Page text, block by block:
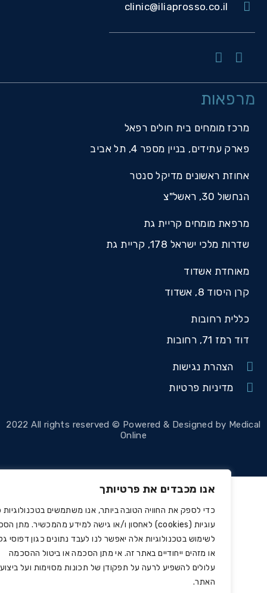
אנו מכבדים את פרטיותך
כדי לספק את החוויה הטובה ביותר, אנו משתמשים בטכנולוגיות כמו
עוגיות (cookies) לאחסון ו/או גישה למידע מהמכשיר. מתן הסכמה
לשימוש בטכנולוגיות אלה יאפשר לנו לעבד נתונים כגון דפוסי גלישה
או מזהים ייחודיים באתר זה. אי מתן הסכמה או ביטול ההסכמה
עלולים להשפיע לרעה על תפקודן של תכונות מסוימות ועל ביצועי
האתר.
clinic@iliaprosso.co.il
מרכז מומחים בית חולים רפאל
פארק עתידים, בניין מספר 4, תל אביב
אחוזת ראשונים מדיקל סנטר
הנחשול 30, ראשל"צ
מרפאת מומחים קריית גת
שדרות מלכי ישראל 178, קריית גת
מאוחדת אשדוד
קרן היסוד 8, אשדוד
כללית רחובות
דוד רמז 71, רחובות
הצהרת נגישות
מדיניות פרטיות
2022 All rights reserved © Powered & Designed by
Online